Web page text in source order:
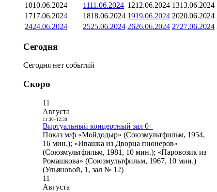
1010.06.2024 1111.06.2024 1212.06.2024 1313.06.2024
1717.06.2024 1818.06.2024 1919.06.2024 2020.06.2024
2424.06.2024 2525.06.2024 2626.06.2024 2727.06.2024
Сегодня
Сегодня нет событий
Скоро
11
Августа
11:30- 12:30
Виртуальный концертный зал 0+
Показ м/ф «Мойдодыр» (Союзмультфильм, 1954,
16 мин.); «Ивашка из Дворца пионеров»
(Союзмультфильм, 1981, 10 мин.); «Паровозик из
Ромашкова» (Союзмультфильм, 1967, 10 мин.)
(Ульяновой, 1, зал № 12)
11
Августа